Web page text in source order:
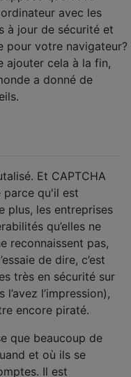
avec les
à jour de sécurité et
pour votre navigateur?
ajouter cela à la fin,
a donné de
Et CAPTCHA
parce qu'il est
plus, les entreprises
qu’elles ne
reconnaissent pas,
de dire, c’est
très en sécurité sur
l’impression),
encore piraté.
que beaucoup de
et où ils se
Il est